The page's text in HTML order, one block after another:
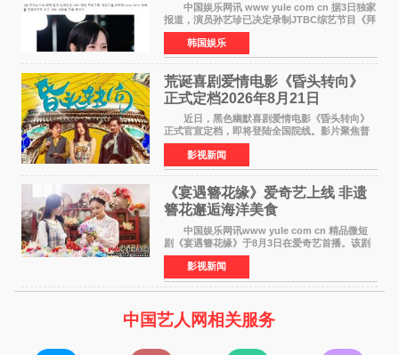
中国娱乐网讯 www yule com cn 据3日独家
报道，演员孙艺珍已决定录制JTBC综艺节目《拜
托了冰箱》，目前正在协调具体细节。这是孙艺
珍首次公开个人冰箱，也是她婚后首次以玄彬的
妻子身份参与
韩国娱乐
荒诞喜剧爱情电影《昏头转向》
正式定档2026年8月21日
近日，黑色幽默喜剧爱情电影《昏头转向》
正式官宣定档，即将登陆全国院线。影片聚焦普
通人的荒诞生活，以戏谑诙谐的镜头语言、反转
不断的剧情，融合爆笑喜剧与细腻爱情元素，打
造出一部接地气
影视新闻
《宴遇簪花缘》爱奇艺上线 非遗
簪花邂逅海洋美食
中国娱乐网讯www yule com cn 精品微短
剧《宴遇簪花缘》于8月3日在爱奇艺首播。该剧
是泉州荣膺世界美食之都后推出的首部美食主题
文旅微短剧，实力派演员孙茜特别出演簪花非遗
传承人，她曾参演
影视新闻
中国艺人网相关服务